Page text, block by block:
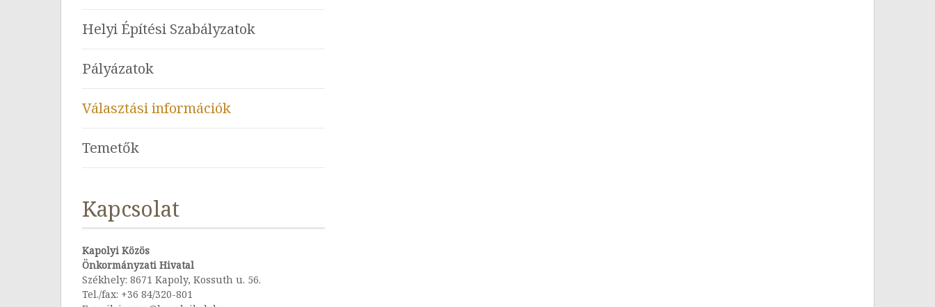
Helyi Építési Szabályzatok
Pályázatok
Választási információk
Temetők
Kapcsolat
Kapolyi Közös
Önkormányzati Hivatal
Székhely: 8671 Kapoly, Kossuth u. 56.
Tel./fax: +36 84/320-801